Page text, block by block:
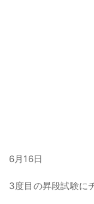
6月16日
3度目の昇段試験に